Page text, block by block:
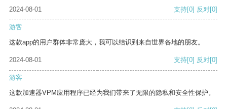
2024-08-01 支持[0] 反对[0]
游客
这款app的用户群体非常庞大，我可以结识到来自世界各地的朋友。
2024-08-01 支持[0] 反对[0]
游客
这款加速器VPM应用程序已经为我们带来了无限的隐私和安全性保护。